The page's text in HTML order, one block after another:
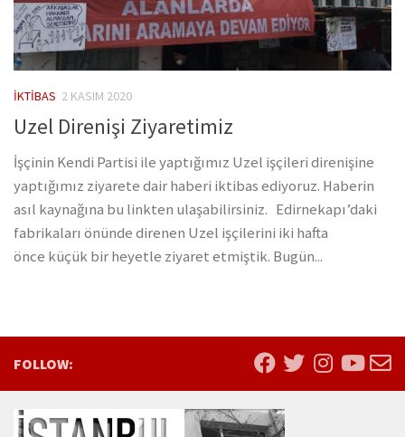
İKTIBAS 2 KASIM 2020
Uzel Direnişi Ziyaretimiz
İşçinin Kendi Partisi ile yaptığımız Uzel işçileri direnişine
yaptığımız ziyarete dair haberi iktibas ediyoruz. Haberin
asıl kaynağına bu linkten ulaşabilirsiniz. Edirnekapı’daki
fabrikaları önünde direnen Uzel işçilerini iki hafta
önce küçük bir heyetle ziyaret etmiştik. Bugün...
FOLLOW: